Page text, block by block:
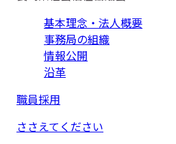
基本理念・法人概要
事務局の組織
情報公開
沿革
職員採用
ささえてください